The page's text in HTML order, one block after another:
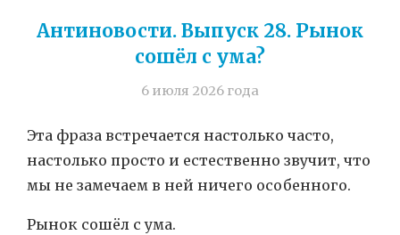
Антиновости. Выпуск 28. Рынок
сошёл с ума?
6 июля 2026 года
Эта фраза встречается настолько часто,
настолько просто и естественно звучит, что
мы не замечаем в ней ничего особенного.
Рынок сошёл с ума.